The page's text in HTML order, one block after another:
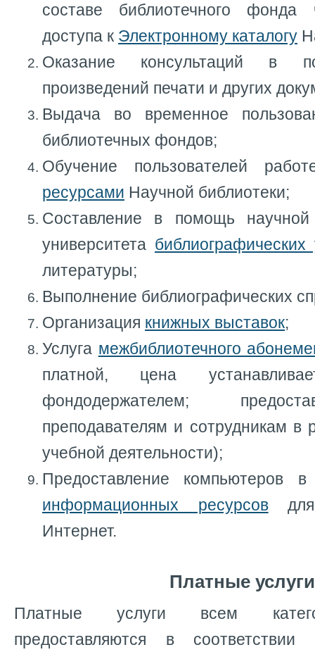
составе библиотечного фонда
доступа к Электронному каталогу
Оказание консультаций в
произведений печати и других
Выдача во временное
библиотечных фондов;
Обучение пользователей
ресурсами Научной библиотеки;
Составление в помощь
университета библиографических
литературы;
Выполнение библиографических
Организация книжных выставок;
Услуга межбиблиотечного
платной, цена
фондодержателем;
преподавателям и сотрудникам в
учебной деятельности);
Предоставление компьютеров
информационных ресурсовдля
Интернет.
Платные услуги
Платные услуги всем
предоставляются в соответствии